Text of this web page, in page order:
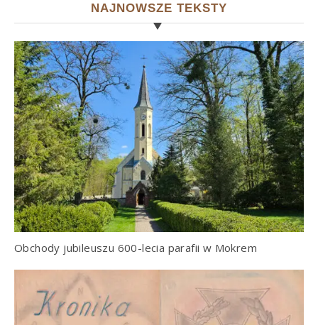
NAJNOWSZE TEKSTY
Obchody jubileuszu 600-lecia parafii w Mokrem